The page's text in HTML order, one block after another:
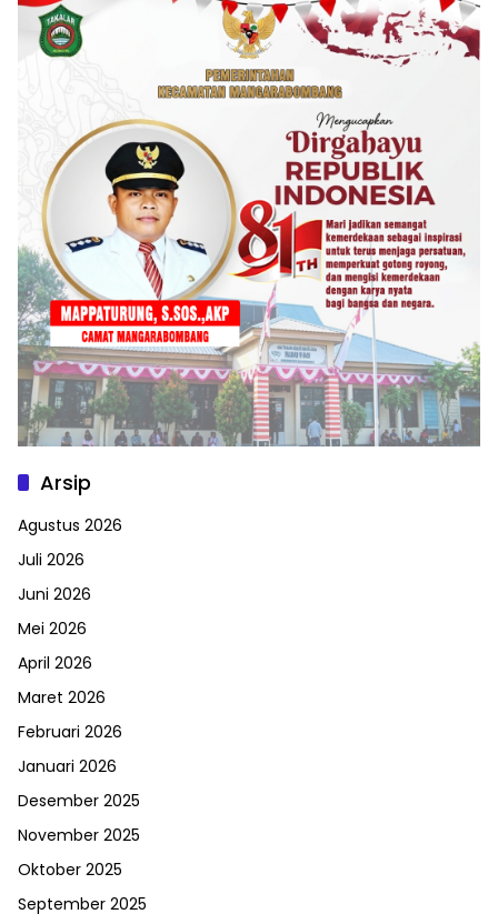
Arsip
Agustus 2026
Juli 2026
Juni 2026
Mei 2026
April 2026
Maret 2026
Februari 2026
Januari 2026
Desember 2025
November 2025
Oktober 2025
September 2025